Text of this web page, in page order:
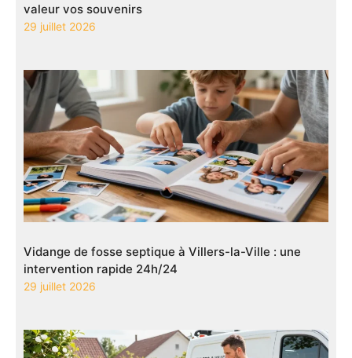
valeur vos souvenirs
29 juillet 2026
Vidange de fosse septique à Villers-la-Ville : une
intervention rapide 24h/24
29 juillet 2026